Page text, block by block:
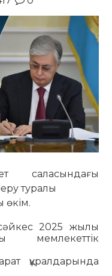
саласындағы
туралы
өкім.
2025 жылы
мемлекеттік
құралдарында